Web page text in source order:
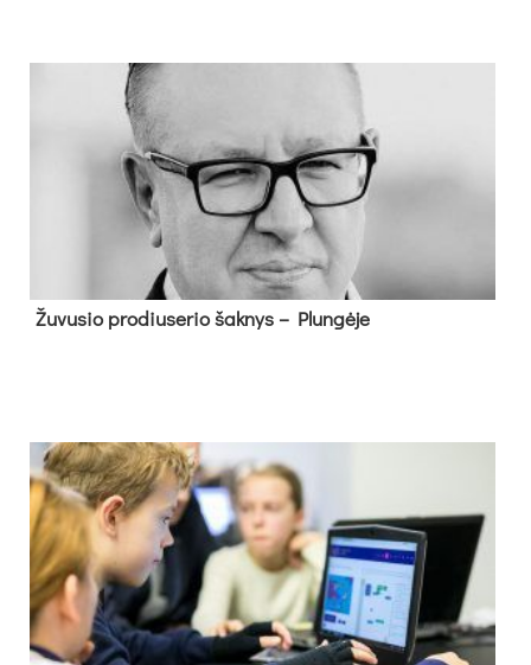
Žu­vu­sio pro­diu­se­rio šak­nys – Plun­gė­je